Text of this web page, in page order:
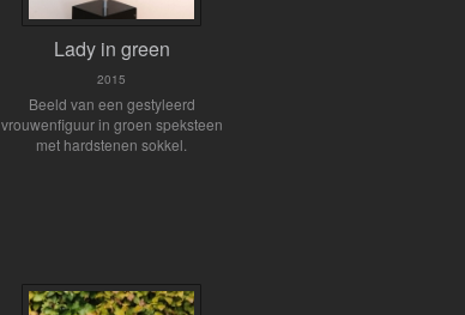
Lady in green
2015
Beeld van een gestyleerd
vrouwenfiguur in groen speksteen
met hardstenen sokkel.